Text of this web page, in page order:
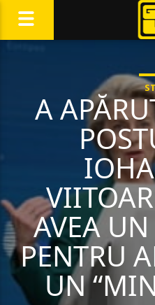
A
AVEA
PENTRU
UN